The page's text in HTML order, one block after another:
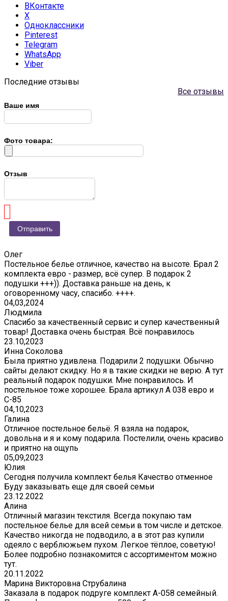
ВКонтакте
X
Одноклассники
Pinterest
Telegram
WhatsApp
Viber
Последние отзывы
Все отзывы
Ваше имя
Фото товара:
Отзыв
Олег
Постельное белье отличное, качество на высоте. Брал 2
комплекта евро - размер, всё супер. В подарок 2
подушки +++)). Доставка раньше на день, к
оговоренному часу, спасибо. ++++.
04,03,2024
Людмила
Спасибо за качественный сервис и супер качественный
товар! Доставка очень быстрая. Всё понравилось
23.10,2023
Инна Соколова
Была приятно удивлена. Подарили 2 подушки. Обычно
сайты делают скидку. Но я в такие скидки не верю. А тут
реальный подарок подушки. Мне понравилось. И
постельное тоже хорошее. Брала артикул А 038 евро и
С-85
04,10,2023
Галина
Отличное постельное бельё. Я взяла на подарок,
довольна и я и кому подарила. Постелили, очень красиво
и приятно на ощупь
05,09,2023
Юлия
Сегодня получила комплект белья Качество отменное
Буду заказывать еще для своей семьи
23.12.2022
Алина
Отличный магазин текстиля. Всегда покупаю там
постельное белье для всей семьи в том числе и детское.
Качество никогда не подводило, а в этот раз купили
одеяло с верблюжьем пухом. Легкое тёплое, советую!
Более подробно познакомится с ассортиментом можно
тут.
20.11.2022
Марина Викторовна Струбалина
Заказала в подарок подруге комплект А-058 семейный.